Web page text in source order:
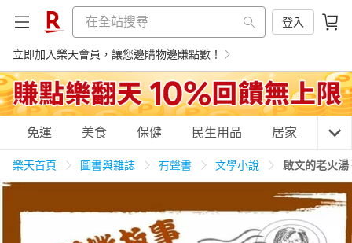
登入
立即加入樂天會員，讓您邊購物邊賺點數！
購物網分類
天天免運 美食蛋糕 養生保健 民生用品
免運 美食 保健 民生用品 居家 3C
樂天首頁 圖書與雜誌 有聲書 文學小說 啟文的老火